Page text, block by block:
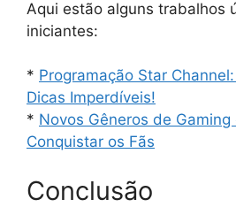
Aqui estão alguns trabalhos
iniciantes:
* Programação Star
Dicas Imperdíveis!
* Novos Gêneros de Gaming
Conquistar os Fãs
Conclusão